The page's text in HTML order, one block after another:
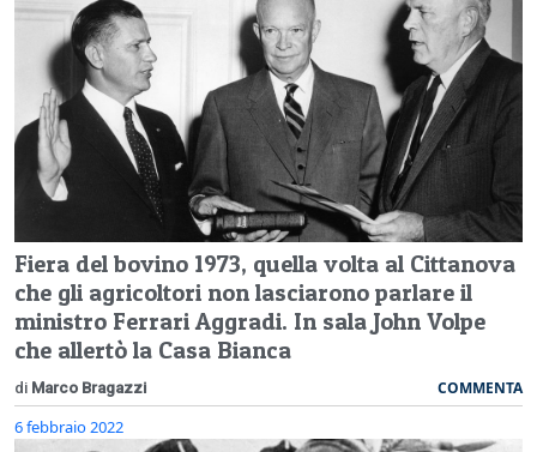
Fiera del bovino 1973, quella volta al Cittanova
che gli agricoltori non lasciarono parlare il
ministro Ferrari Aggradi. In sala John Volpe
che allertò la Casa Bianca
di Marco Bragazzi COMMENTA
6 febbraio 2022